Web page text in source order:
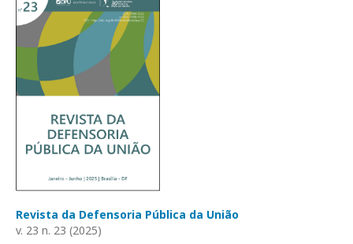
Revista da Defensoria Pública da União
v. 23 n. 23 (2025)